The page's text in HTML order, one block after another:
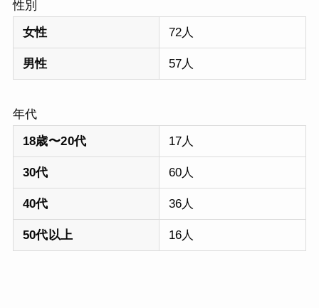
性別
女性
72人
男性 57人
年代
18歳〜20代
17人
30代 60人
40代 36人
50代以上 16人